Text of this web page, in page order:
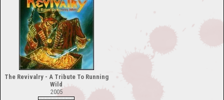
The Revivalry - A Tribute To Running
Wild
2005